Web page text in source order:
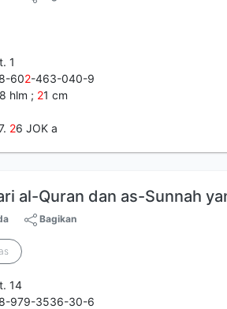
1
602-463-040-9
hlm ; 21 cm
26 JOK a
al-Quran dan as-Sunnah
Bagikan
14
979-3536-30-6